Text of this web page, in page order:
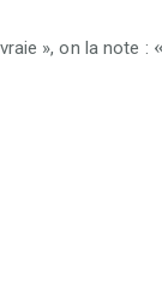
», on la note : «